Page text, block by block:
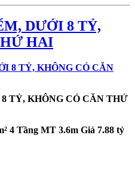
DƯỚI 8 TỶ,
HAI
TỶ, KHÔNG CÓ CĂN THỨ
4 Tầng MT 3.6m Giá 7.88 tỷ